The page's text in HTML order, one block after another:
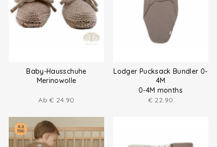
Baby-Hausschuhe
Merinowolle
Ab€ 24.90
Lodger Pucksack Bundler 0-
4M
0-4M months
€ 22.90